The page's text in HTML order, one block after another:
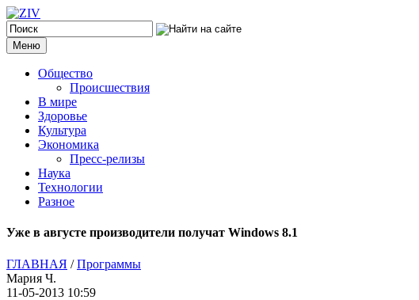
Меню
Общество
Происшествия
В мире
Здоровье
Культура
Экономика
Пресс-релизы
Наука
Технологии
Разное
Уже в августе производители получат Windows 8.1
ГЛАВНАЯ /Программы
Мария Ч.
11-05-2013 10:59